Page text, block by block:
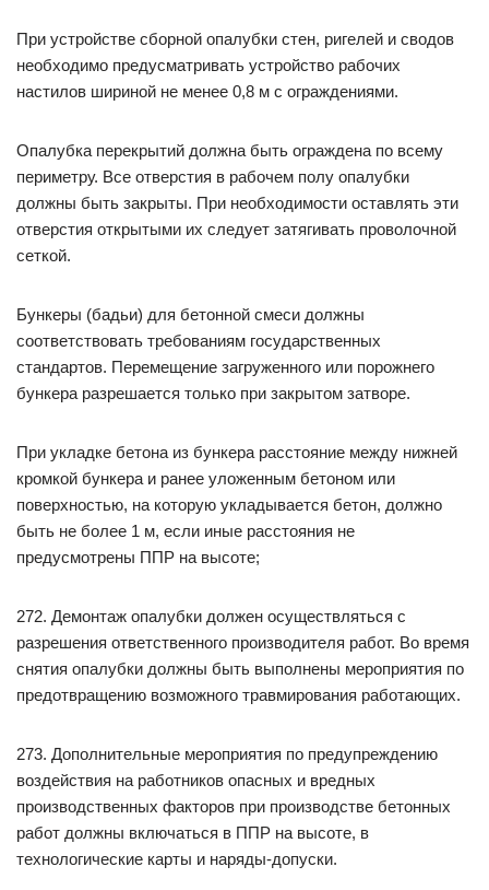
При устройстве сборной опалубки стен, ригелей и сводов
необходимо предусматривать устройство рабочих
настилов шириной не менее 0,8 м с ограждениями.
Опалубка перекрытий должна быть ограждена по всему
периметру. Все отверстия в рабочем полу опалубки
должны быть закрыты. При необходимости оставлять эти
отверстия открытыми их следует затягивать проволочной
сеткой.
Бункеры (бадьи) для бетонной смеси должны
соответствовать требованиям государственных
стандартов. Перемещение загруженного или порожнего
бункера разрешается только при закрытом затворе.
При укладке бетона из бункера расстояние между нижней
кромкой бункера и ранее уложенным бетоном или
поверхностью, на которую укладывается бетон, должно
быть не более 1 м, если иные расстояния не
предусмотрены ППР на высоте;
272. Демонтаж опалубки должен осуществляться с
разрешения ответственного производителя работ. Во время
снятия опалубки должны быть выполнены мероприятия по
предотвращению возможного травмирования работающих.
273. Дополнительные мероприятия по предупреждению
воздействия на работников опасных и вредных
производственных факторов при производстве бетонных
работ должны включаться в ППР на высоте, в
технологические карты и наряды-допуски.